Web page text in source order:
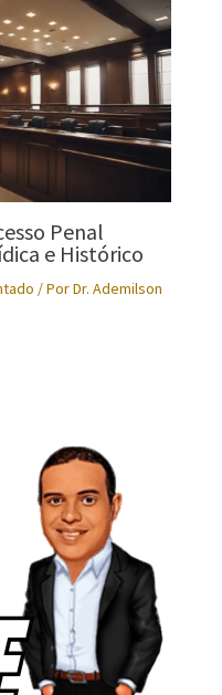
Penal
e Histórico
/ PorDr. Ademilson